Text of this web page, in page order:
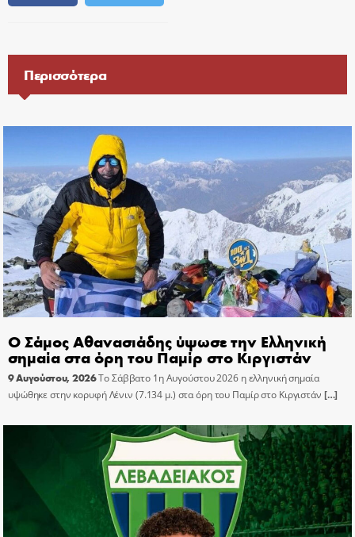
Περισσότερα
Ο Σάμος Αθανασιάδης ύψωσε την Ελληνική
σημαία στα όρη του Παμίρ στο Κιργιστάν
9 Αυγούστου, 2026Το Σάββατο 1η Αυγούστου 2026 η ελληνική σημαία
υψώθηκε στην κορυφή Λένιν (7.134 μ.) στα όρη του Παμίρ στο Κιργιστάν […]